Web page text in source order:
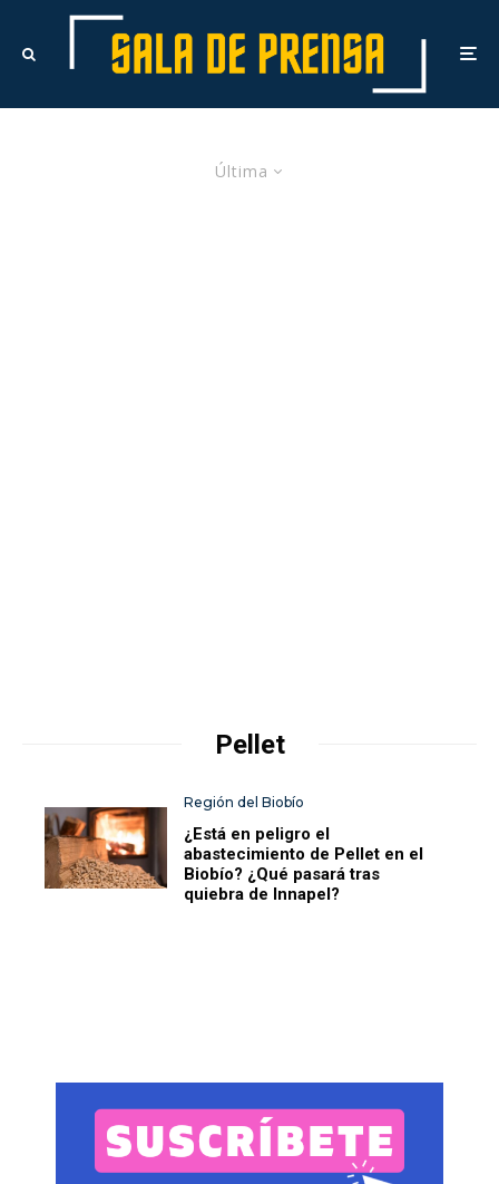
Última
Pellet
Región del Biobío
¿Está en peligro el
abastecimiento de Pellet en el
Biobío? ¿Qué pasará tras
quiebra de Innapel?